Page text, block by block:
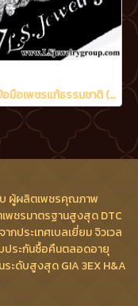
สร้อยข้อมือเพชรแท้ธรรมชาติ (Natural Diamonds) 2.05 Ct.
บ ผู้ผลิตเพชรคุณภาพ
พชรมาตรฐานสูงสุด DTC
กประเทศเบลเยี่ยม จิวเวล
ประกันซื้อคืนตลอดอายุ
ะดับสูงสุด GIA 3EX H&A